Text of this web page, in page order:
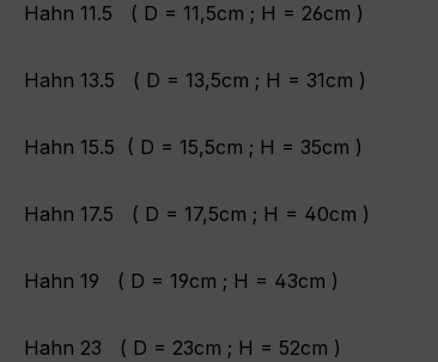
Hahn 11.5 ( D = 11,5cm ; H = 26cm )
Hahn 13.5 ( D = 13,5cm ; H = 31cm )
Hahn 15.5 ( D = 15,5cm ; H = 35cm )
Hahn 17.5 ( D = 17,5cm ; H = 40cm )
Hahn 19 ( D = 19cm ; H = 43cm )
Hahn 23 ( D = 23cm ; H = 52cm )